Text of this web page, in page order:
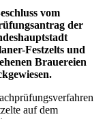
vom
der
Festzelts und
Brauereien
auf dem